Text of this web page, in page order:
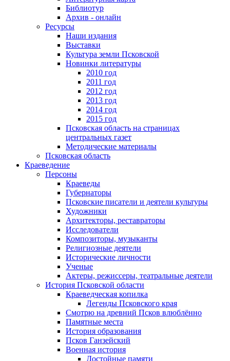
Библиотур
Архив - онлайн
Ресурсы
Наши издания
Выставки
Культура земли Псковской
Новинки литературы
2010 год
2011 год
2012 год
2013 год
2014 год
2015 год
Псковская область на страницах
центральных газет
Методические материалы
Псковская область
Краеведение
Персоны
Краеведы
Губернаторы
Псковские писатели и деятели культуры
Художники
Архитекторы, реставраторы
Исследователи
Композиторы, музыканты
Религиозные деятели
Исторические личности
Ученые
Актеры, режиссеры, театральные деятели
История Псковской области
Краеведческая копилка
Легенды Псковского края
Смотрю на древний Псков влюблённо
Памятные места
История образования
Псков Ганзейский
Военная история
Достойные памяти